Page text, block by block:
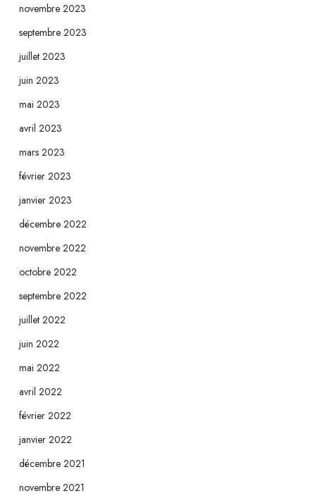
novembre 2023
septembre 2023
juillet 2023
juin 2023
mai 2023
avril 2023
mars 2023
février 2023
janvier 2023
décembre 2022
novembre 2022
octobre 2022
septembre 2022
juillet 2022
juin 2022
mai 2022
avril 2022
février 2022
janvier 2022
décembre 2021
novembre 2021